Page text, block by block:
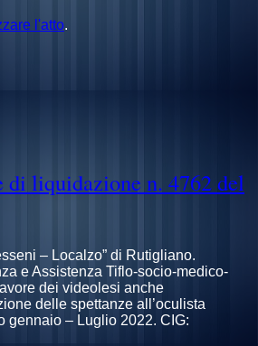
l'atto.
di liquidazione n. 4762 del
– Localzo” di Rutigliano.
e Assistenza Tiflo-socio-medico-
dei videolesi anche
delle spettanze all’oculista
gennaio – Luglio 2022. CIG: